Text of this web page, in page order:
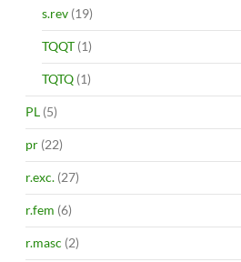
s.rev (19)
TQQT (1)
TQTQ (1)
PL (5)
pr (22)
r.exc. (27)
r.fem (6)
r.masc (2)